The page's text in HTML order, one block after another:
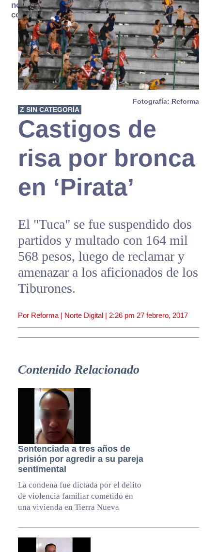
no se
consume
Fotografía: Reforma
Z SIN CATEGORÍA
Castigos de
risa por bronca
en ‘Pirata’
El "Tuca" se fue suspendido dos
partidos y multado con 164 mil
568 pesos, luego de reclamar y
amenazar a los aficionados de los
Tiburones.
Por Reforma | Norte Digital | 2:26 pm 27 febrero, 2017
Contenido Relacionado
Sentenciada a tres años de
prisión por agredir a su pareja
sentimental
La condena fue dictada por el delito
de violencia familiar cometido en
una vivienda en Tierra Nueva